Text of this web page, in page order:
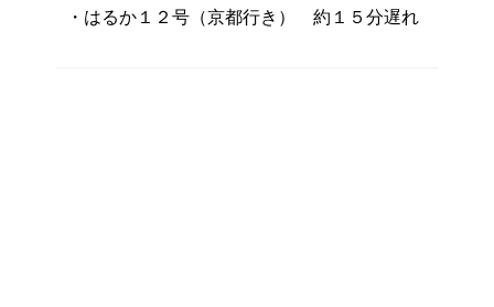
・はるか１２号（京都行き） 約１５分遅れ